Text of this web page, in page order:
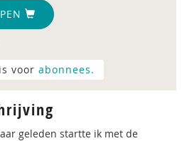
voor abonnees.
geleden startte ik met de